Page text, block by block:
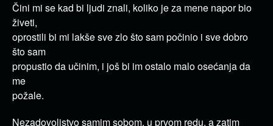
Čini mi se kad bi ljudi znali, koliko je za mene napor bio
živeti,
oprostili bi mi lakše sve zlo što sam počinio i sve dobro
što sam
propustio da učinim, i još bi im ostalo malo osećanja da
me
požale.
Nezadovoljstvo samim sobom, u prvom redu, a zatim